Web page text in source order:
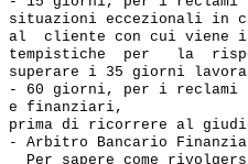
situazioni eccezionali in
al  cliente con cui viene
tempistiche  per   la
superare i 35 giorni
- 60 giorni, per i
e finanziari,
prima di ricorrere al
- Arbitro Bancario
Per sapere come